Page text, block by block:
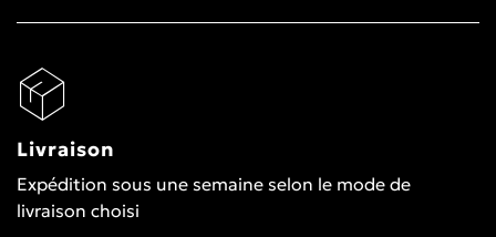
Livraison
Expédition sous une semaine selon le mode de
livraison choisi